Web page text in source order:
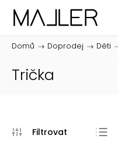
Domů / Doprodej / Děti /
Trička